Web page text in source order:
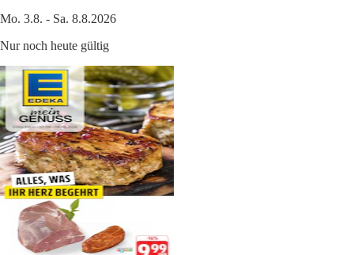
Mo. 3.8. - Sa. 8.8.2026
Nur noch heute gültig